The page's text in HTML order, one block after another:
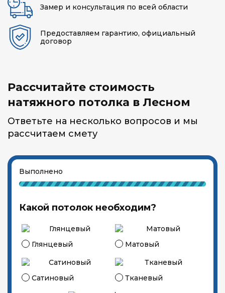
Замер и консультация по всей области
Предоставляем гарантию, официальный
договор
Рассчитайте стоимость
натяжного потолка в Лесном
Ответьте на несколько вопросов и мы
рассчитаем смету
Выполнено
Какой потолок необходим?
Глянцевый Матовый
Сатиновый Тканевый